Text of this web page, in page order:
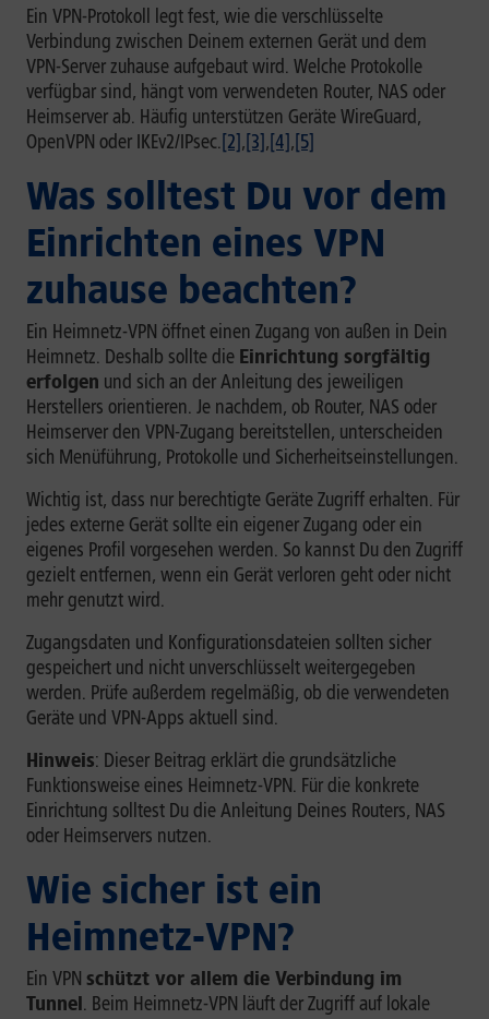
Ein VPN-Protokoll legt fest, wie die verschlüsselte
Verbindung zwischen Deinem externen Gerät und dem
VPN-Server zuhause aufgebaut wird. Welche Protokolle
verfügbar sind, hängt vom verwendeten Router, NAS oder
Heimserver ab. Häufig unterstützen Geräte WireGuard,
OpenVPN oder IKEv2/IPsec.[2],[3],[4],[5]
Was solltest Du vor dem
Einrichten eines VPN
zuhause beachten?
Ein Heimnetz-VPN öffnet einen Zugang von außen in Dein
Heimnetz. Deshalb sollte die Einrichtung sorgfältig
erfolgen und sich an der Anleitung des jeweiligen
Herstellers orientieren. Je nachdem, ob Router, NAS oder
Heimserver den VPN-Zugang bereitstellen, unterscheiden
sich Menüführung, Protokolle und Sicherheitseinstellungen.
Wichtig ist, dass nur berechtigte Geräte Zugriff erhalten. Für
jedes externe Gerät sollte ein eigener Zugang oder ein
eigenes Profil vorgesehen werden. So kannst Du den Zugriff
gezielt entfernen, wenn ein Gerät verloren geht oder nicht
mehr genutzt wird.
Zugangsdaten und Konfigurationsdateien sollten sicher
gespeichert und nicht unverschlüsselt weitergegeben
werden. Prüfe außerdem regelmäßig, ob die verwendeten
Geräte und VPN-Apps aktuell sind.
Hinweis: Dieser Beitrag erklärt die grundsätzliche
Funktionsweise eines Heimnetz-VPN. Für die konkrete
Einrichtung solltest Du die Anleitung Deines Routers, NAS
oder Heimservers nutzen.
Wie sicher ist ein
Heimnetz-VPN?
Ein VPN schützt vor allem die Verbindung im
Tunnel. Beim Heimnetz-VPN läuft der Zugriff auf lokale